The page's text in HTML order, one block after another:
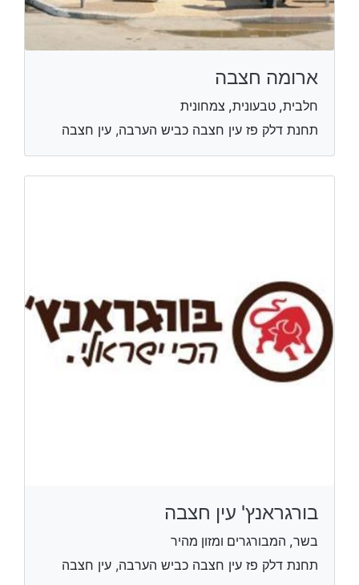
ארומה חצבה
חלבית, טבעונית, צמחונית
תחנת דלק פז עין חצבה כביש הערבה, עין חצבה
בורגראנץ' עין חצבה
בשר, המבורגרים ומזון מהיר
תחנת דלק פז עין חצבה כביש הערבה, עין חצבה